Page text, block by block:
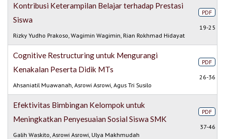
Kontribusi Keterampilan Belajar terhadap Prestasi
Siswa
Rizky Yudho Prakoso, Wagimin Wagimin, Rian Rokhmad Hidayat
PDF
19-25
Cognitive Restructuring untuk Mengurangi
Kenakalan Peserta Didik MTs
Ahsaniatil Muawanah, Asrowi Asrowi, Agus Tri Susilo
PDF
26-36
Efektivitas Bimbingan Kelompok untuk
Meningkatkan Penyesuaian Sosial Siswa SMK
Galih Waskito, Asrowi Asrowi, Ulya Makhmudah
PDF
37-46